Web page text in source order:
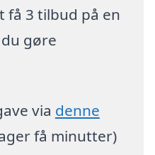
få 3 tilbud på en
gøre
via denne
få minutter)